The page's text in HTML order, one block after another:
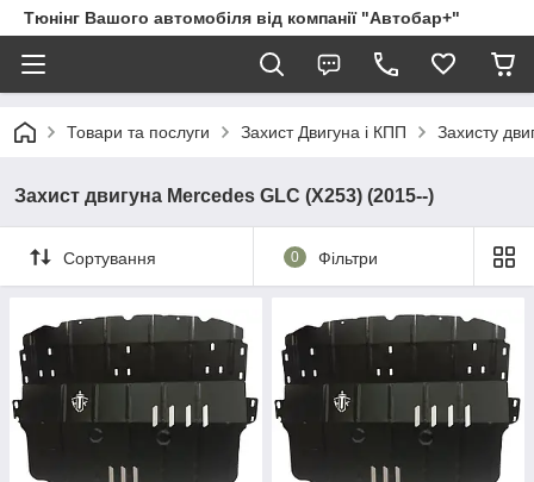
Тюнінг Вашого автомобіля від компанії "Автобар+"
Товари та послуги Захист Двигуна і КПП Захисту
Захист двигуна Mercedes GLC (X253) (2015--)
Сортування 0 Фільтри